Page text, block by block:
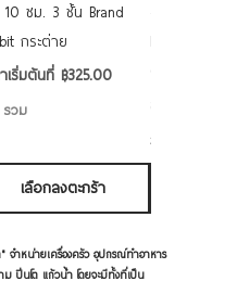
ซม. 3 ชั้น Brand
กระต่าย
เริ่มต้นที่ ฿325.00
ขายลด
รวม
เลือกลงตะกร้า
ภาษี รวม
" จำหน่ายเครื่องครัว อุปกรณ์ทำอาหาร
าม ปิ่นโต แก้วน้ำ โดยจะมีทั้งที่เป็น